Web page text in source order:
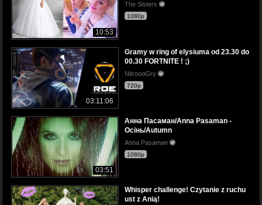
10:53
The Sisters
1080p
03:11:06
Gramy w ring of elysiuma od 23.30 do
00.30 FORTNITE ! ;)
NitroooGry
720p
03:51
Анна Пасаман/Anna Pasaman -
Осінь/Autumn
Anna Pasaman
1080p
Whisper challenge! Czytanie z ruchu
ust z Anią!